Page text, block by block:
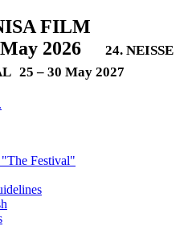
FILM
May 2026
24. NEISSE
25 – 30 May 2027
Festival"